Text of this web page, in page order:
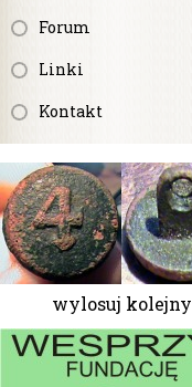
Forum
Linki
Kontakt
wylosuj kolejny